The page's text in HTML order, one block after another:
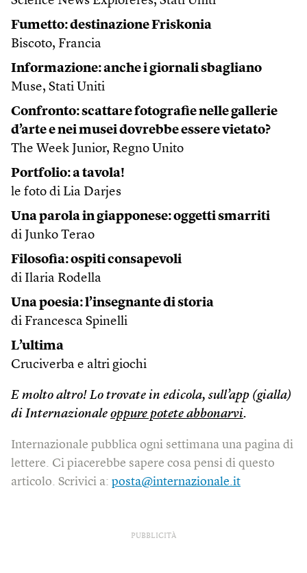
Fumetto: destinazione Friskonia
Biscoto, Francia
Informazione: anche i giornali sbagliano
Muse, Stati Uniti
Confronto: scattare fotografie nelle gallerie
d’arte e nei musei dovrebbe essere vietato?
The Week Junior, Regno Unito
Portfolio: a tavola!
le foto di Lia Darjes
Una parola in giapponese: oggetti smarriti
di Junko Terao
Filosofia: ospiti consapevoli
di Ilaria Rodella
Una poesia: l’insegnante di storia
di Francesca Spinelli
L’ultima
Cruciverba e altri giochi
E molto altro! Lo trovate in edicola, sull’app (gialla)
di Internazionale oppure potete abbonarvi.
Internazionale pubblica ogni settimana una pagina di
lettere. Ci piacerebbe sapere cosa pensi di questo
articolo. Scrivici a: posta@internazionale.it
PUBBLICITÀ